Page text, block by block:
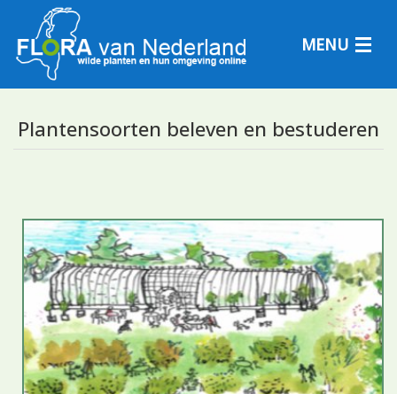
MENU
Determineren
Plantensoorten beleven en bestuderen